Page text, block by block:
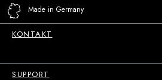
Made in Germany
KONTAKT
SUPPORT